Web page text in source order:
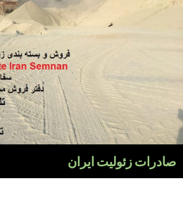
رفتن
صادرات زئولیت ایران